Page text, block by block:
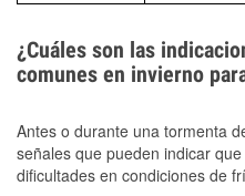
¿Cuáles son las
comunes en invierno
Antes o durante una tormenta
señales que pueden indicar
dificultades en condiciones de